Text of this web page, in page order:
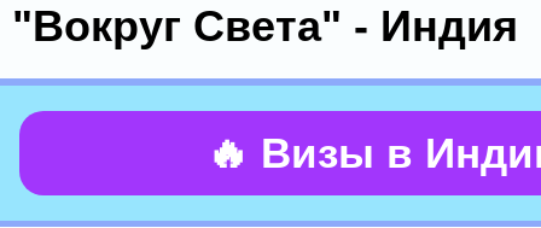
"Вокруг Света" - Индия
🔥 Визы в